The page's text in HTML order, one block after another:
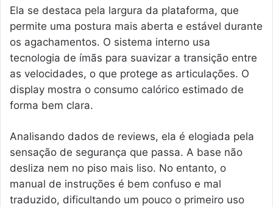
Ela se destaca pela largura da plataforma, que
permite uma postura mais aberta e estável durante
os agachamentos. O sistema interno usa
tecnologia de ímãs para suavizar a transição entre
as velocidades, o que protege as articulações. O
display mostra o consumo calórico estimado de
forma bem clara.
Analisando dados de reviews, ela é elogiada pela
sensação de segurança que passa. A base não
desliza nem no piso mais liso. No entanto, o
manual de instruções é bem confuso e mal
traduzido, dificultando um pouco o primeiro uso